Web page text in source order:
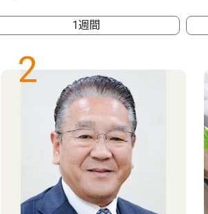
1週間
2